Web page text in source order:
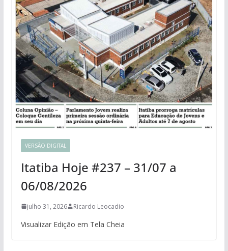
VERSÃO DIGITAL
Itatiba Hoje #237 – 31/07 a
06/08/2026
julho 31, 2026 Ricardo Leocadio
Visualizar Edição em Tela Cheia